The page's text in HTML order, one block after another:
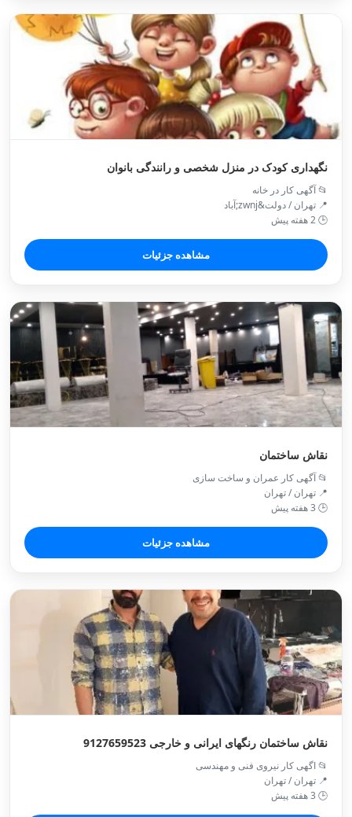
نگهداری کودک در منزل شخصی و رانندگی بانوان
📂 آگهی کار در خانه
📍 تهران / دولت&zwnj;آباد
🕒 2 هفته پیش
مشاهده جزئیات
نقاش ساختمان
📂 آگهی کار عمران و ساخت سازی
📍 تهران / تهران
🕒 3 هفته پیش
مشاهده جزئیات
نقاش ساختمان رنگهای ایرانی و خارجی 9127659523
📂 اگهی کار نیروی فنی و مهندسی
📍 تهران / تهران
🕒 3 هفته پیش